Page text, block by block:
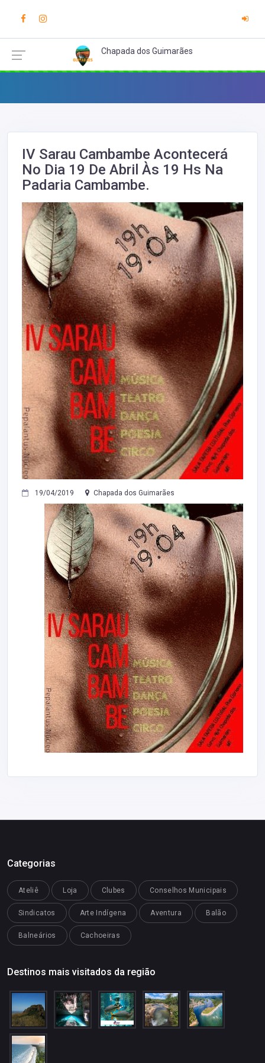
Chapada dos Guimarães
IV Sarau Cambambe Acontecerá
No Dia 19 De Abril Às 19 Hs Na
Padaria Cambambe.
19/04/2019 Chapada dos Guimarães
Categorias
Ateliê Loja Clubes Conselhos Municipais
Sindicatos Arte Indígena Aventura Balão
Balneários Cachoeiras
Destinos mais visitados da região